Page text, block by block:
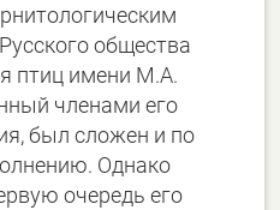
общества
птиц имени М.А.
членами его
был сложен и по
Однако
очередь его